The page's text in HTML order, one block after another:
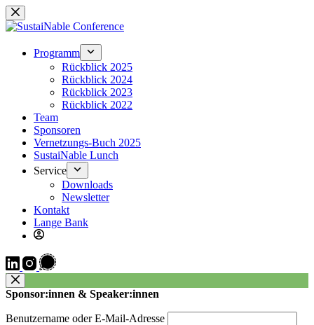
Zum
Inhalt
Programm
Rückblick 2025
Rückblick 2024
Rückblick 2023
Rückblick 2022
Team
Sponsoren
Vernetzungs-Buch 2025
SustaiNable Lunch
Service
Downloads
Newsletter
Kontakt
Lange Bank
Sponsor:innen & Speaker:innen
Benutzername oder E-Mail-Adresse